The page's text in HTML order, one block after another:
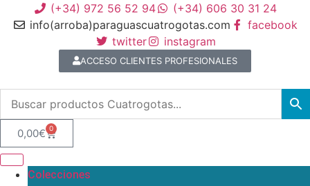
(+34) 972 56 52 94
(+34) 606 30 31 24
info(arroba)paraguascuatrogotas.com
facebook
twitter
instagram
ACCESO CLIENTES PROFESIONALES
0,00€ 0
Colecciones